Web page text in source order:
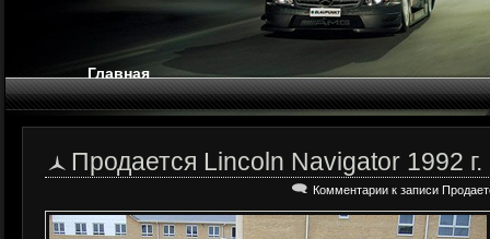
Главная
Продается Lincoln Navigator 1992 г.
Комментарии к записи